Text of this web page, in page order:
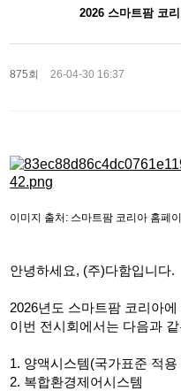
2026 스마트팜 코
875회 26-04-30 16:37
이미지 출처: 스마트팜 코리아 홈페
안녕하세요, (주)다함입니다.
2026년도 스마트팜 코리아
이번 전시회에서는 다음과
1. 양액시스템(국가표준 적용
2. 복합환경제어시스템